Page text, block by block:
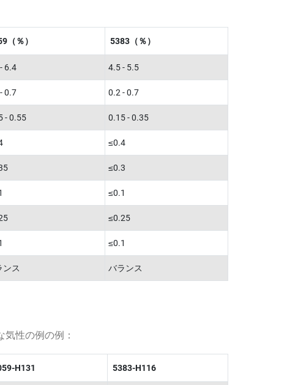
（％） 5383（％）
6.4 4.5 - 5.5
0.7 0.2 - 0.7
- 0.55 0.15 - 0.35
≤0.4
≤0.3
≤0.1
≤0.25
≤0.1
ンス バランス
性の例の例：
H131 5383-H116